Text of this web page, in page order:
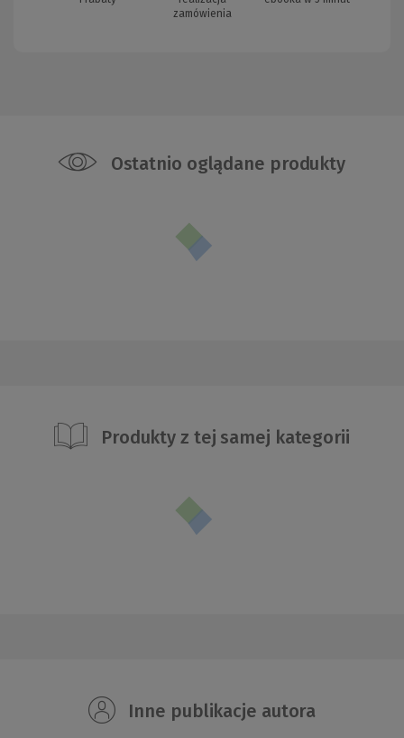
zamówienia
Ostatnio oglądane produkty
Produkty z tej samej kategorii
Inne publikacje autora